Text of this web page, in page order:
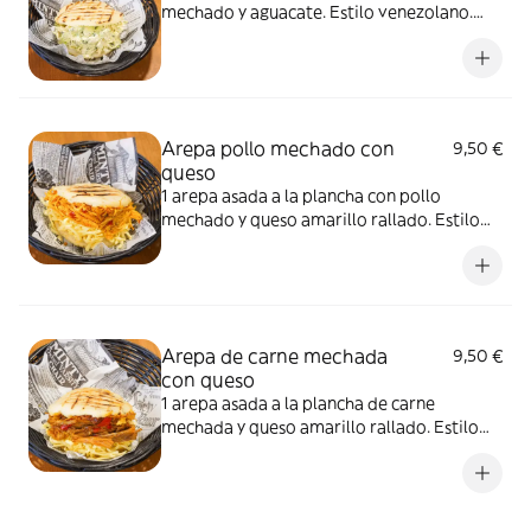
mechado y aguacate. Estilo venezolano.
Arepa pollo mechado con
queso
9,50 €
1 arepa asada a la plancha con pollo
mechado y queso amarillo rallado. Estilo
Arepa de carne mechada
con queso
9,50 €
1 arepa asada a la plancha de carne
mechada y queso amarillo rallado. Estilo